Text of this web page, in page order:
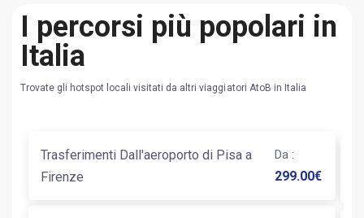
I percorsi più popolari in
Italia
Trovate gli hotspot locali visitati da altri viaggiatori AtoB in Italia
Trasferimenti Dall'aeroporto di Pisa a
Firenze
Da :
299.00€